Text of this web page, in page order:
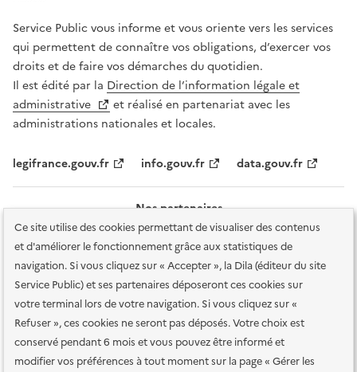
Ce site utilise des cookies permettant de visualiser des contenus
et d'améliorer le fonctionnement grâce aux statistiques de
navigation. Si vous cliquez sur « Accepter », la Dila (éditeur du site
Service Public) et ses partenaires déposeront ces cookies sur
votre terminal lors de votre navigation. Si vous cliquez sur «
Refuser », ces cookies ne seront pas déposés. Votre choix est
conservé pendant 6 mois et vous pouvez être informé et
modifier vos préférences à tout moment sur la page « Gérer les
Service Public vous informe et vous oriente vers les services
qui permettent de connaître vos obligations, d’exercer vos
droits et de faire vos démarches du quotidien.
Il est édité par la Direction de l’information légale et
administrative
et réalisé en partenariat avec les
administrations nationales et locales.
legifrance.gouv.fr info.gouv.fr data.gouv.fr
Nos partenaires
Plan du site Accessibilité : totalement conforme
Accessibilité des
services en ligne Mentions légales Données personnelles et sécurité
Conditions générales d'utilisation Gestion des cookies